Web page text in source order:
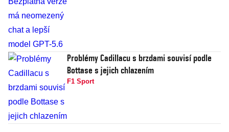
Problémy Cadillacu s brzdami souvisí podle
Bottase s jejich chlazením
F1 Sport